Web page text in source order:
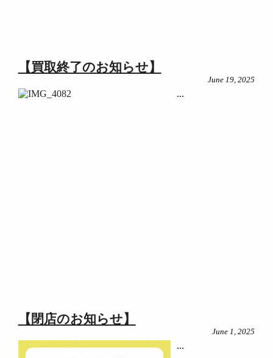
【買取終了のお知らせ】
June 19, 2025
...
【閉店のお知らせ】
June 1, 2025
...